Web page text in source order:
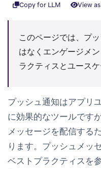
Copy for LLM View
このページでは、プ
はなくエンゲージメ
ラクティスとユースケ
プッシュ通知はアプリ
に効果的なツールです
メッセージを配信する
ります。プッシュメッ
ベストプラクティスを